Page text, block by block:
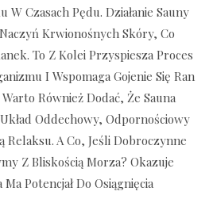
Czasach Pędu. Działanie Sauny
Krwionośnych Skóry, Co
To Z Kolei Przyspiesza Proces
I Wspomaga Gojenie Się Ran
Również Dodać, Że Sauna
Oddechowy, Odpornościowy
Relaksu. A Co, Jeśli Dobroczynne
Z Bliskością Morza? Okazuje
Potencjał Do Osiągnięcia